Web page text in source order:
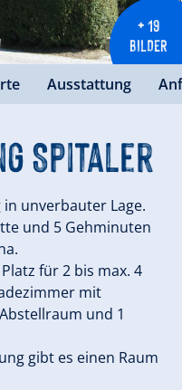
+ 19
BILDER
Ausstattung
Spitaler
unverbauter Lage.
und 5 Gehminuten
für 2 bis max. 4
mit
und 1
gibt es einen Raum